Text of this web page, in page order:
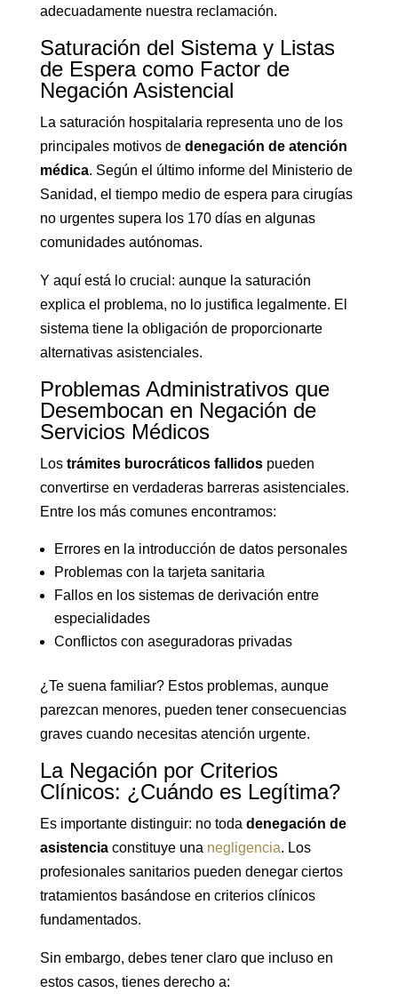
adecuadamente nuestra reclamación.
Saturación del Sistema y Listas
de Espera como Factor de
Negación Asistencial
La saturación hospitalaria representa uno de los
principales motivos de denegación de atención
médica. Según el último informe del Ministerio de
Sanidad, el tiempo medio de espera para cirugías
no urgentes supera los 170 días en algunas
comunidades autónomas.
Y aquí está lo crucial: aunque la saturación
explica el problema, no lo justifica legalmente. El
sistema tiene la obligación de proporcionarte
alternativas asistenciales.
Problemas Administrativos que
Desembocan en Negación de
Servicios Médicos
Los trámites burocráticos fallidospueden
convertirse en verdaderas barreras asistenciales.
Entre los más comunes encontramos:
Errores en la introducción de datos personales
Problemas con la tarjeta sanitaria
Fallos en los sistemas de derivación entre
especialidades
Conflictos con aseguradoras privadas
¿Te suena familiar? Estos problemas, aunque
parezcan menores, pueden tener consecuencias
graves cuando necesitas atención urgente.
La Negación por Criterios
Clínicos: ¿Cuándo es Legítima?
Es importante distinguir: no toda denegación de
asistenciaconstituye una negligencia. Los
profesionales sanitarios pueden denegar ciertos
tratamientos basándose en criterios clínicos
fundamentados.
Sin embargo, debes tener claro que incluso en
estos casos, tienes derecho a: